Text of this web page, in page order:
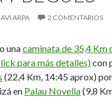
ARPA 2 COMENTARIOS
unacaminata de 35,4 Km
para más detalles)con
(22,4 Km, 14:45 aprox)
en Palau Novella(9,8